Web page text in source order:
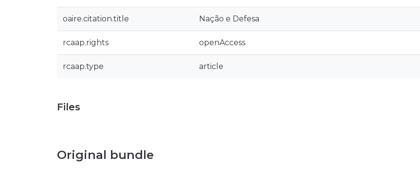
oaire.citation.title Nação e Defesa
rcaap.rights openAccess
rcaap.type article
Files
Original bundle